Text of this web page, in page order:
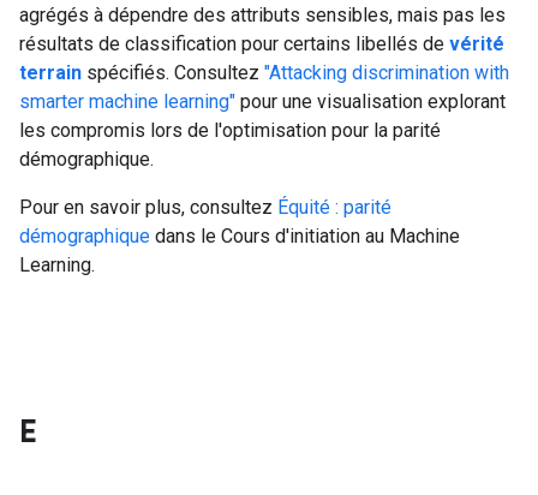
agrégés à dépendre des attributs sensibles, mais pas les
résultats de classification pour certains libellés de vérité
terrain spécifiés. Consultez "Attacking discrimination with
smarter machine learning" pour une visualisation explorant
les compromis lors de l'optimisation pour la parité
démographique.
Pour en savoir plus, consultez Équité : parité
démographique dans le Cours d'initiation au Machine
Learning.
E